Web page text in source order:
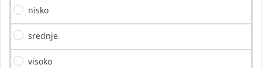
nisko
srednje
visoko